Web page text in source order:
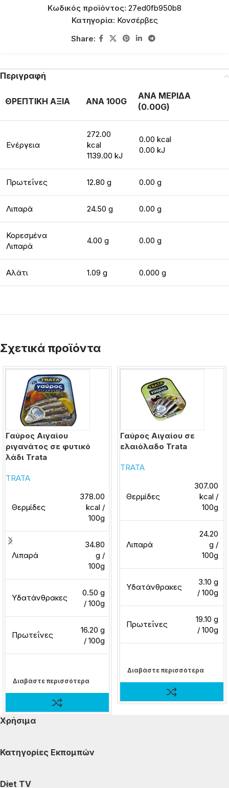
Κωδικός προϊόντος: 27ed0fb950b8
Κατηγορία: Κονσέρβες
Share:
Περιγραφή
ΘΡΕΠΤΙΚΗ ΑΞΙΑ ΑΝΑ 100G
ΑΝΑ ΜΕΡΙΔΑ
(0.00G)
Ενέργεια
272.00
kcal
1139.00 kJ
0.00 kcal
0.00 kJ
Πρωτεΐνες 12.80 g 0.00 g
Λιπαρά 24.50 g 0.00 g
Κορεσμένα
Λιπαρά
4.00 g 0.00 g
Αλάτι 1.09 g 0.000 g
Σχετικά προϊόντα
Γαύρος Αιγαίου
ριγανάτος σε φυτικό
λάδι Trata
TRATA
Θερμίδες
378.00
kcal /
100g
Λιπαρά
34.80
g /
100g
Υδατάνθρακες
0.50 g
/ 100g
Πρωτεΐνες
16.20 g
/ 100g
Διαβάστε περισσότερα
Γαύρος Αιγαίου σε
ελαιόλαδο Trata
TRATA
Θερμίδες
307.00
kcal /
100g
Λιπαρά
24.20
g /
100g
Υδατάνθρακες
3.10 g
/ 100g
Πρωτεΐνες
19.10 g
/ 100g
Διαβάστε περισσότερα
Χρήσιμα
Κατηγορίες Εκπομπών
Diet TV